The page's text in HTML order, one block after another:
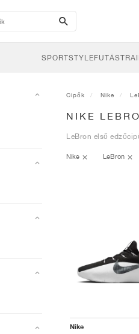
search-
btn
SPORTSTYLEFUTÁS
Cipők Nike
NIKE
LeBron első
Nike LeBron
Nike